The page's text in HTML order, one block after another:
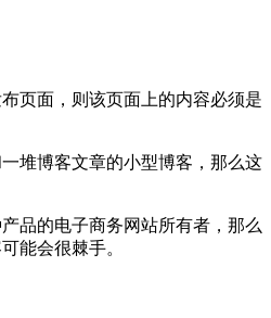
页面，则该页面上的内容必须是
堆博客文章的小型博客，那么这
品的电子商务网站所有者，那么
能会很棘手。